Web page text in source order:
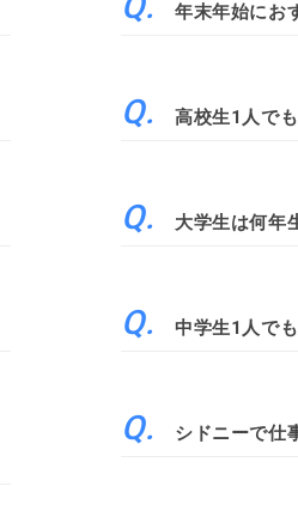
年末年始にお
高校生1人で
大学生は何年
中学生1人で
シドニーで仕